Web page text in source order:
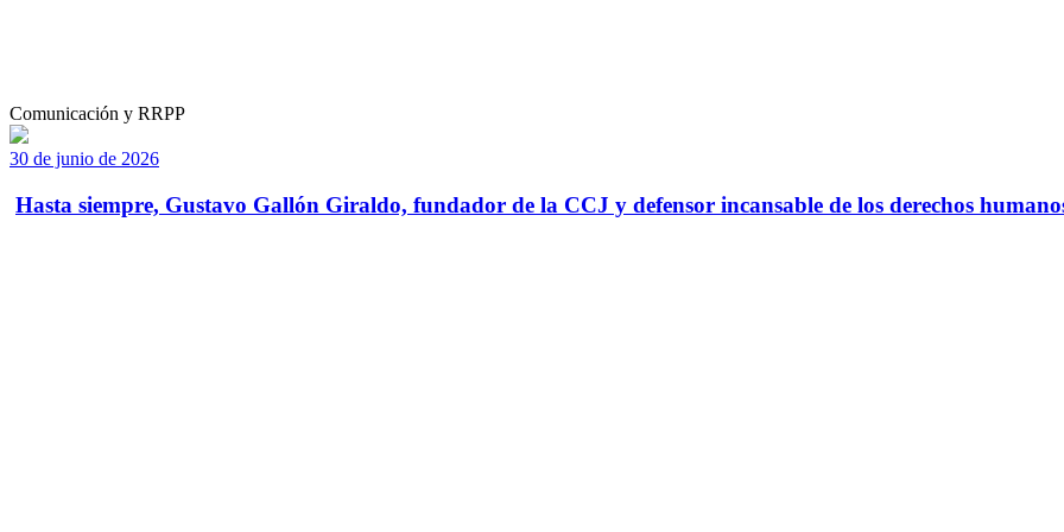
Comunicación y RRPP
30 de junio de 2026
Hasta siempre, Gustavo Gallón Giraldo, fundador de la CCJ y defensor incansable de los derechos